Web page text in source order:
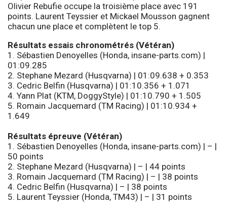
Olivier Rebufie occupe la troisième place avec 191
points. Laurent Teyssier et Mickael Mousson gagnent
chacun une place et complètent le top 5.
Résultats essais chronométrés (Vétéran)
1. Sébastien Denoyelles (Honda, insane-parts.com) |
01:09.285
2. Stephane Mezard (Husqvarna) | 01:09.638 + 0.353
3. Cedric Belfin (Husqvarna) | 01:10.356 + 1.071
4. Yann Plat (KTM, DoggyStyle) | 01:10.790 + 1.505
5. Romain Jacquemard (TM Racing) | 01:10.934 +
1.649
Résultats épreuve (Vétéran)
1. Sébastien Denoyelles (Honda, insane-parts.com) | – |
50 points
2. Stephane Mezard (Husqvarna) | – | 44 points
3. Romain Jacquemard (TM Racing) | – | 38 points
4. Cedric Belfin (Husqvarna) | – | 38 points
5. Laurent Teyssier (Honda, TM43) | – | 31 points